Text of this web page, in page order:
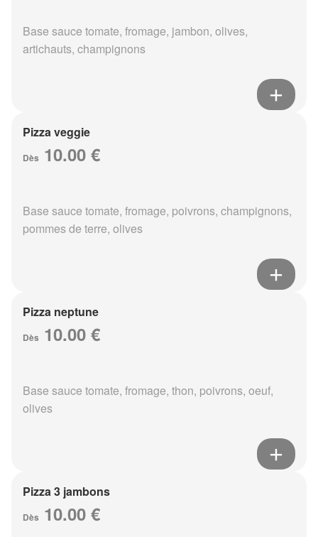
Base sauce tomate, fromage, jambon, olives,
artichauts, champignons
Pizza veggie
Dès 10.00 €
Base sauce tomate, fromage, poivrons, champignons,
pommes de terre, olives
Pizza neptune
Dès 10.00 €
Base sauce tomate, fromage, thon, poivrons, oeuf,
olives
Pizza 3 jambons
Dès 10.00 €